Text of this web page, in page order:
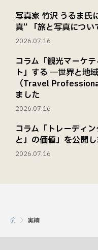
写真家 竹沢 うるま
真” 「旅と写真につ
2026.07.16
コラム「観光マーケ
ト」する ―世界と地
（Travel
ました
2026.07.16
コラム「トレーディ
と」の価値」を公開
2026.07.16
実績